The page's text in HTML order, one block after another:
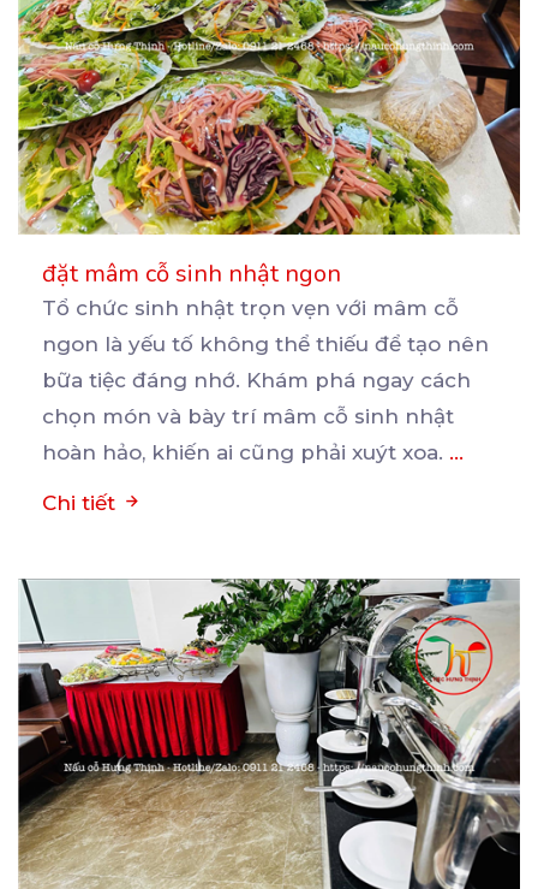
đặt mâm cỗ sinh nhật ngon
Tổ chức sinh nhật trọn vẹn với mâm cỗ
ngon là yếu tố không thể thiếu để tạo nên
bữa tiệc đáng nhớ. Khám phá ngay cách
chọn món và bày trí mâm cỗ sinh nhật
hoàn hảo, khiến ai cũng phải xuýt xoa. ...
Chi tiết